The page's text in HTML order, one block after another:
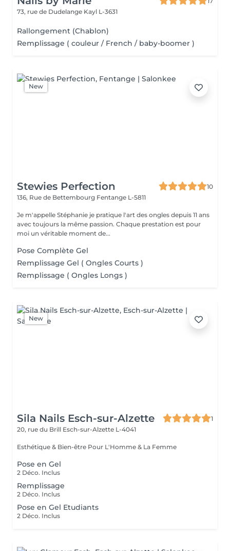
73, rue de Dudelange Kayl L-3631
Rallongement (Chablon)
Remplissage ( couleur / French / baby-boomer )
New
Stewies Perfection
10
136, Rue de Bettembourg Fentange L-5811
Je m'appelle Stéphanie je pratique l'art des ongles depuis 11 ans
avec toujours la même passion. Chaque prestation est pour
moi un véritable moment de...
Pose Complète Gel
Remplissage Gel ( Ongles Courts )
Remplissage ( Ongles Longs )
New
Sila Nails Esch-sur-Alzette
1
20, rue du Brill Esch-sur-Alzette L-4041
Esthétique & Bien-être Pour L'Homme & La Femme
Pose en Gel
2 Déco. Inclus
Remplissage
2 Déco. Inclus
Pose en Gel Etudiants
2 Déco. Inclus